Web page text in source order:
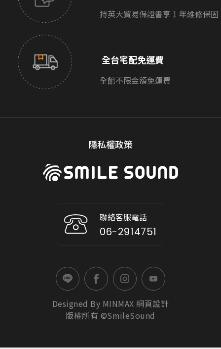
持英大貿易保證書享 1 年維修保固
全台宅配免運費
全館不限金額免運費
隱私權政策
聯絡客服電話
06-2914751
Designed By MINMAX 網頁設計
版權所有 ©SmileSound